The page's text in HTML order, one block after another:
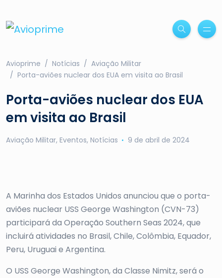
Avioprime Notícias
Aviação Militar
Porta-aviões nuclear dos EUA em visita ao Brasil
Porta-aviões nuclear dos EUA
em visita ao Brasil
Aviação Militar, Eventos, Notícias 9 de abril de 2024
A Marinha dos Estados Unidos anunciou que o porta-
aviões nuclear USS George Washington (CVN-73)
participará da Operação Southern Seas 2024, que
incluirá atividades no Brasil, Chile, Colômbia, Equador,
Peru, Uruguai e Argentina.
O USS George Washington, da Classe Nimitz, será o